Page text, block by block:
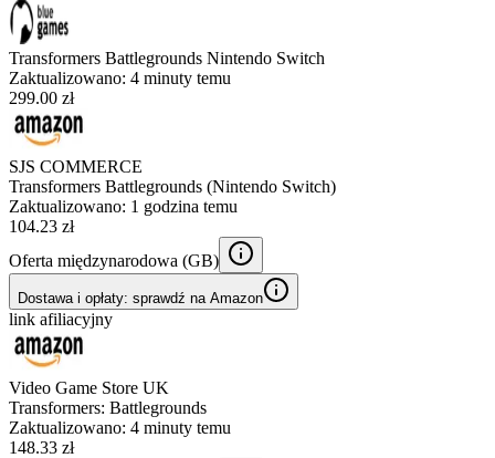
Transformers Battlegrounds Nintendo Switch
Zaktualizowano: 4 minuty temu
299.00 zł
SJS COMMERCE
Transformers Battlegrounds (Nintendo Switch)
Zaktualizowano: 1 godzina temu
104.23 zł
Oferta międzynarodowa (GB)
Dostawa i opłaty: sprawdź na Amazon
link afiliacyjny
Video Game Store UK
Transformers: Battlegrounds
Zaktualizowano: 4 minuty temu
148.33 zł